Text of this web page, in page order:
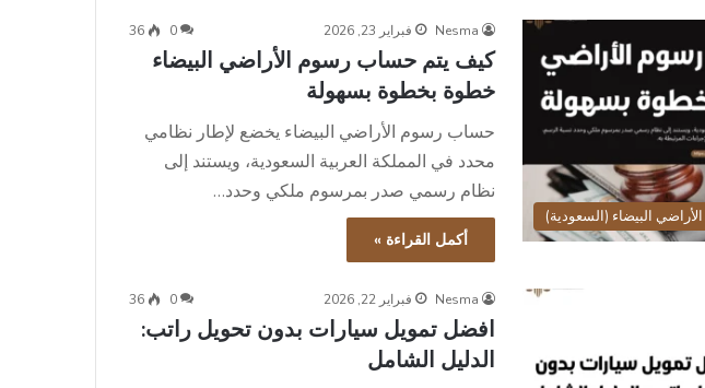
البيضاء (السعودية)
Nesma فبراير 23, 2026 0
36
كيف يتم حساب رسوم الأراضي البيضاء
خطوة بخطوة بسهولة
حساب رسوم الأراضي البيضاء يخضع لإطار نظامي
محدد في المملكة العربية السعودية، ويستند إلى
نظام رسمي صدر بمرسوم ملكي وحدد…
أكمل القراءة »
Nesma فبراير 22, 2026 0
36
افضل تمويل سيارات بدون تحويل راتب:
الدليل الشامل